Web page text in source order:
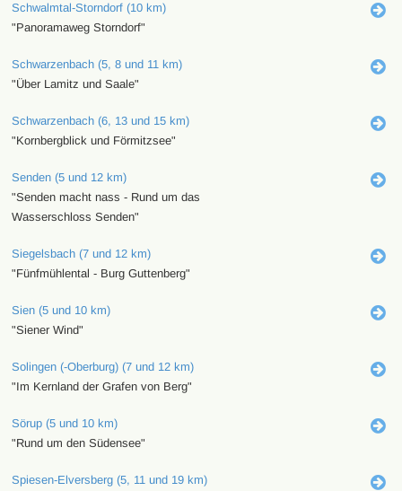
Schwalmtal-Storndorf (10 km)
"Panoramaweg Storndorf"
Schwarzenbach (5, 8 und 11 km)
"Über Lamitz und Saale"
Schwarzenbach (6, 13 und 15 km)
"Kornbergblick und Förmitzsee"
Senden (5 und 12 km)
"Senden macht nass - Rund um das
Wasserschloss Senden"
Siegelsbach (7 und 12 km)
"Fünfmühlental - Burg Guttenberg"
Sien (5 und 10 km)
"Siener Wind"
Solingen (-Oberburg) (7 und 12 km)
"Im Kernland der Grafen von Berg"
Sörup (5 und 10 km)
"Rund um den Südensee"
Spiesen-Elversberg (5, 11 und 19 km)